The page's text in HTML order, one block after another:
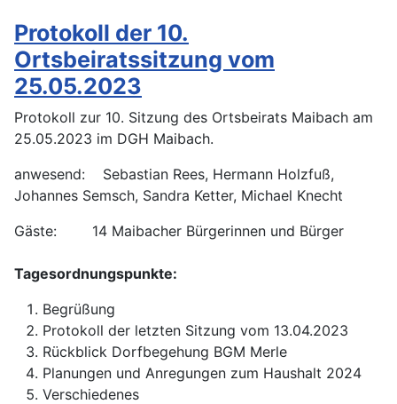
Protokoll der 10.
Ortsbeiratssitzung vom
25.05.2023
Protokoll zur 10. Sitzung des Ortsbeirats Maibach am
25.05.2023 im DGH Maibach.
anwesend: Sebastian Rees, Hermann Holzfuß,
Johannes Semsch, Sandra Ketter, Michael Knecht
Gäste: 14 Maibacher Bürgerinnen und Bürger
Tagesordnungspunkte:
Begrüßung
Protokoll der letzten Sitzung vom 13.04.2023
Rückblick Dorfbegehung BGM Merle
Planungen und Anregungen zum Haushalt 2024
Verschiedenes